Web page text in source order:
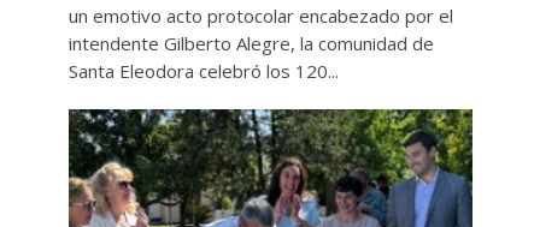
un emotivo acto protocolar encabezado por el
intendente Gilberto Alegre, la comunidad de
Santa Eleodora celebró los 120...